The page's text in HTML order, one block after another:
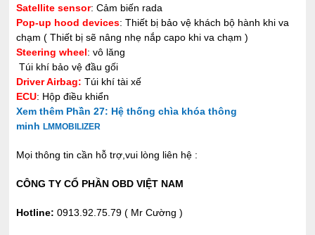
Satellite sensor: Cảm biến rada
Pop-up hood devices: Thiết bị bảo vệ khách bộ hành khi va
chạm ( Thiết bị sẽ nâng nhẹ nắp capo khi va chạm )
Steering wheel: vô lăng
Túi khí bảo vệ đầu gối
Driver Airbag: Túi khí tài xế
ECU: Hộp điều khiển
Xem thêm Phần 27: Hệ thống chìa khóa thông
minhLMMOBILIZER
Mọi thông tin cần hỗ trợ,vui lòng liên hệ :
CÔNG TY CỔ PHẦN OBD VIỆT NAM
Hotline: 0913.92.75.79 ( Mr Cường )